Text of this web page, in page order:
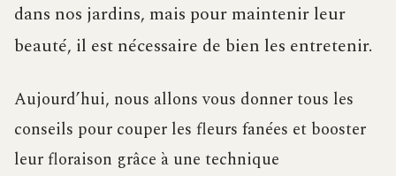
dans nos jardins, mais pour maintenir leur
beauté, il est nécessaire de bien les entretenir.
Aujourd’hui, nous allons vous donner tous les
conseils pour couper les fleurs fanées et booster
leur floraison grâce à une technique